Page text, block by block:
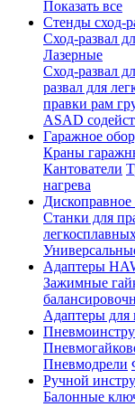
Показать все
Стенды сход-
Сход-развал
Лазерные
Сход-развал
развал для
правки рам
ASAD
Гаражное
Краны
Кантователи
нагрева
Дископравное
Станки для
Адаптеры
Зажимные
Адаптеры для
Пневмодрели
Ручной
Балонные